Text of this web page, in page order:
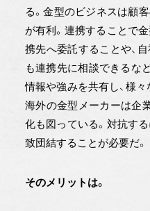
る。金型のビジネスは顧
が有利。連携することで
携先へ委託することや、
も連携先に相談できるな
情報や強みを共有し、様々
海外の金型メーカーは企
化も図っている。対抗す
致団結することが必要だ。
そのメリットは。